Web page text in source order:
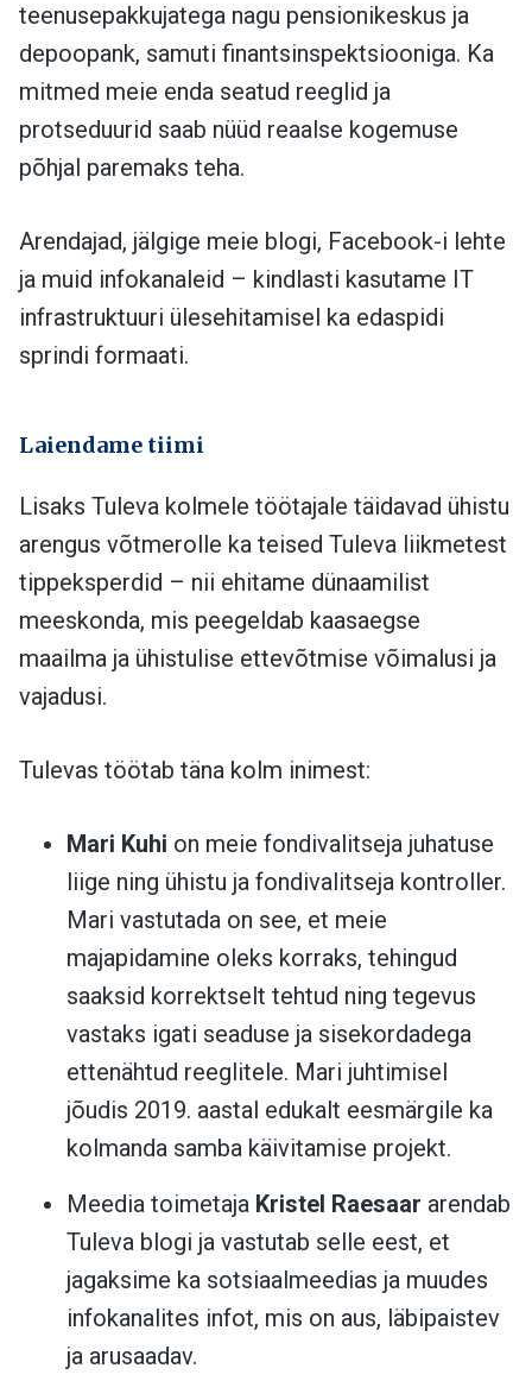
teenusepakkujatega nagu pensionikeskus ja
depoopank, samuti finantsinspektsiooniga. Ka
mitmed meie enda seatud reeglid ja
protseduurid saab nüüd reaalse kogemuse
põhjal paremaks teha.
Arendajad, jälgige meie blogi, Facebook-i lehte
ja muid infokanaleid – kindlasti kasutame IT
infrastruktuuri ülesehitamisel ka edaspidi
sprindi formaati.
Laiendame tiimi
Lisaks Tuleva kolmele töötajale täidavad ühistu
arengus võtmerolle ka teised Tuleva liikmetest
tippeksperdid – nii ehitame dünaamilist
meeskonda, mis peegeldab kaasaegse
maailma ja ühistulise ettevõtmise võimalusi ja
vajadusi.
Tulevas töötab täna kolm inimest:
Mari Kuhi on meie fondivalitseja juhatuse
liige ning ühistu ja fondivalitseja kontroller.
Mari vastutada on see, et meie
majapidamine oleks korraks, tehingud
saaksid korrektselt tehtud ning tegevus
vastaks igati seaduse ja sisekordadega
ettenähtud reeglitele. Mari juhtimisel
jõudis 2019. aastal edukalt eesmärgile ka
kolmanda samba käivitamise projekt.
Meedia toimetaja Kristel Raesaar arendab
Tuleva blogi ja vastutab selle eest, et
jagaksime ka sotsiaalmeedias ja muudes
infokanalites infot, mis on aus, läbipaistev
ja arusaadav.